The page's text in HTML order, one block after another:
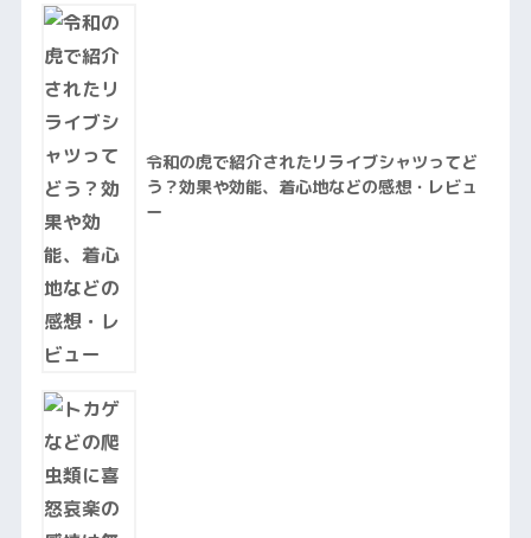
令和の虎で紹介されたリライブシャツってど
う？効果や効能、着心地などの感想・レビュ
ー